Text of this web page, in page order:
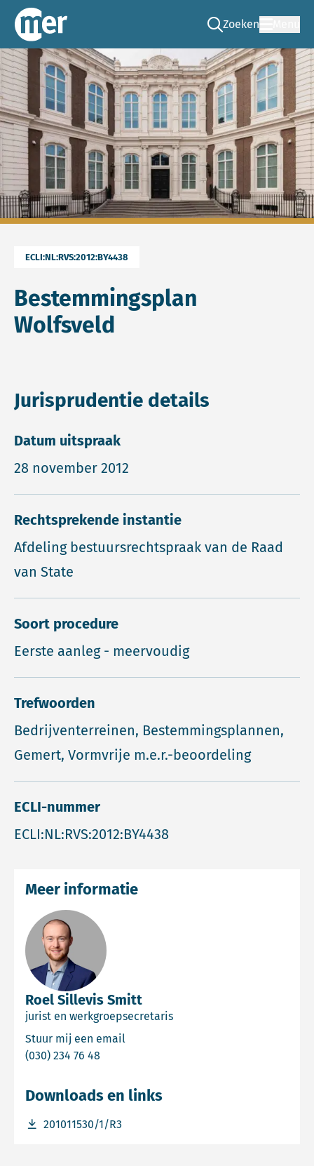
Commissie mer
Zoeken
Ga naar de zoek
ECLI:NL:RVS:2012:BY4438
Bestemmingsplan
Wolfsveld
Jurisprudentie details
Datum uitspraak
28 november 2012
Rechtsprekende instantie
Afdeling bestuursrechtspraak van de Raad
van State
Soort procedure
Eerste aanleg - meervoudig
Trefwoorden
Bedrijventerreinen, Bestemmingsplannen,
Gemert, Vormvrije m.e.r.-beoordeling
ECLI-nummer
ECLI:NL:RVS:2012:BY4438
Roel Sillevis Smitt
jurist en werkgroepsecretaris
Stuur mij een email
(030) 234 76 48
Meer informatie
Downloads en links
201011530/1/R3
Download bestand 201011530/1/R3